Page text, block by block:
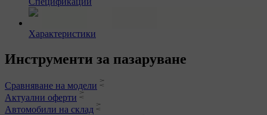
Характеристики
Инструменти за пазаруване
Сравняване на модели
Актуални оферти
Автомобили на склад